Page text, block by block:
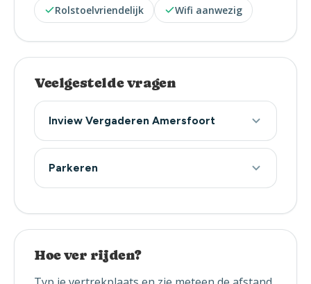
Rolstoelvriendelijk
Wifi aanwezig
Veelgestelde vragen
Inview Vergaderen Amersfoort
Parkeren
Hoe ver rijden?